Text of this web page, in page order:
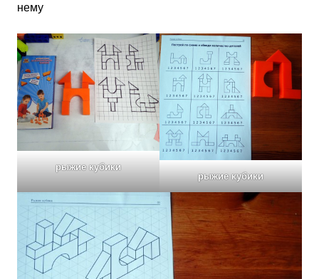
нему
рыжие кубики
рыжие кубики